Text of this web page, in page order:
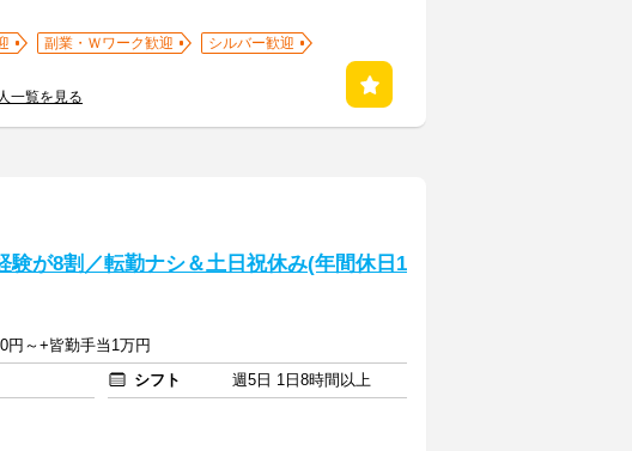
副業・Ｗワーク歓迎
シルバー歓迎
一覧を見る
験が8割／転勤ナシ＆土日祝休み(年間休日1
円～+皆勤手当1万円
シフト
週5日 1日8時間以上